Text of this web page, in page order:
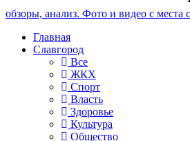
обзоры, анализ. Фото и видео с места
Главная
Славгород
Все
ЖКХ
Спорт
Власть
Здоровье
Культура
Общество